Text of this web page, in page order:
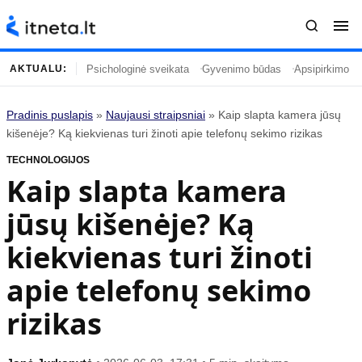
Turinys
Naujausi straipsniai
Gyvenimas
Įdomybės
Mada
Mokslas
Namai ir interjeras
Temos
Kulinarija
Gyvenimo būdas
Vasaros mada
Tėvai ir vaikai
Populiaru
AKTUALU: Psichologinė sveikata Gyvenimo būdas Apsipirkimo
Pradinis puslapis » Naujausi straipsniai » Kaip slapta kamera jūsų
kišenėje? Ką kiekvienas turi žinoti apie telefonų sekimo rizikas
TECHNOLOGIJOS
Kaip slapta kamera
jūsų kišenėje? Ką
kiekvienas turi žinoti
apie telefonų sekimo
rizikas